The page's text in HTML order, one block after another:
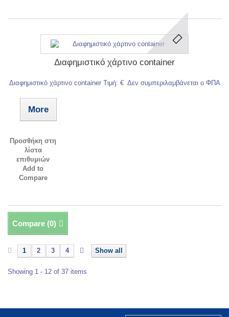
Διαφημιστικό χάρτινο container
Διαφημιστικό χάρτινο container Τιμή: € Δεν συμπεριλαμβάνεται ο ΦΠΑ
More
Προσθήκη στη
λίστα
επιθυμιών
Add to
Compare
Compare (0)
Show all
1 2 3 4
Showing 1 - 12 of 37 items